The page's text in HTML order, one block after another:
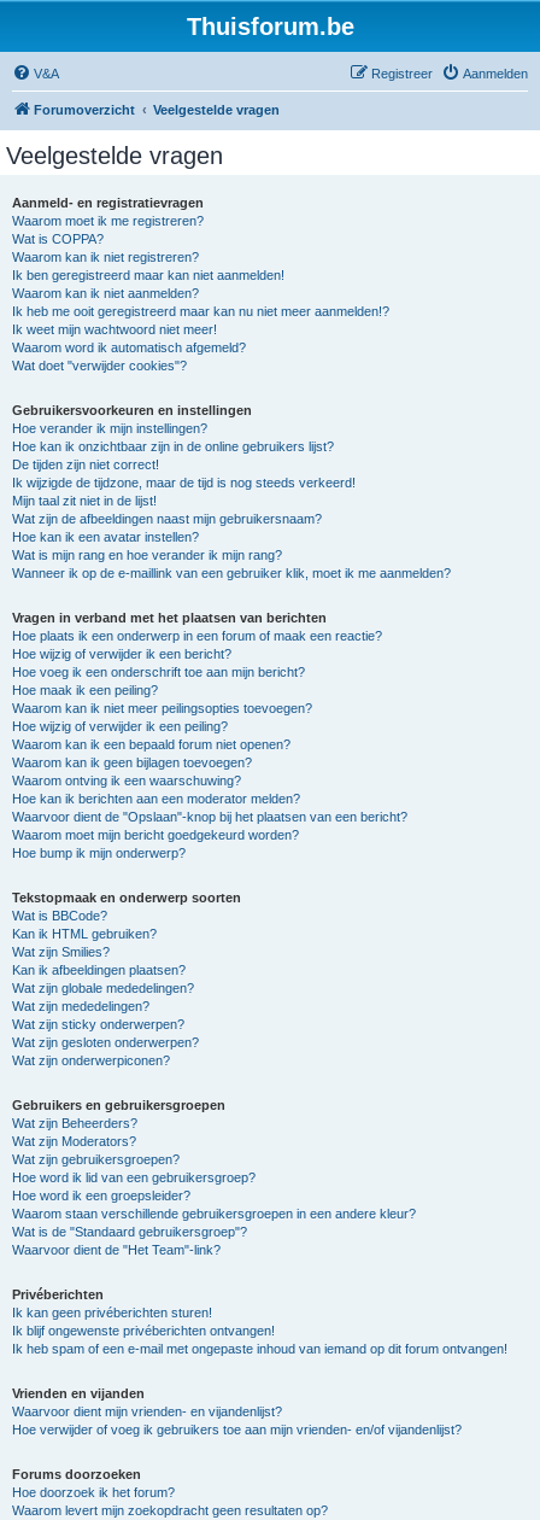
Thuisforum.be
V&A Aanmelden
Registreer
Forumoverzicht Veelgestelde vragen
Veelgestelde vragen
Aanmeld- en registratievragen
Waarom moet ik me registreren?
Wat is COPPA?
Waarom kan ik niet registreren?
Ik ben geregistreerd maar kan niet aanmelden!
Waarom kan ik niet aanmelden?
Ik heb me ooit geregistreerd maar kan nu niet meer aanmelden!?
Ik weet mijn wachtwoord niet meer!
Waarom word ik automatisch afgemeld?
Wat doet "verwijder cookies"?
Gebruikersvoorkeuren en instellingen
Hoe verander ik mijn instellingen?
Hoe kan ik onzichtbaar zijn in de online gebruikers lijst?
De tijden zijn niet correct!
Ik wijzigde de tijdzone, maar de tijd is nog steeds verkeerd!
Mijn taal zit niet in de lijst!
Wat zijn de afbeeldingen naast mijn gebruikersnaam?
Hoe kan ik een avatar instellen?
Wat is mijn rang en hoe verander ik mijn rang?
Wanneer ik op de e-maillink van een gebruiker klik, moet ik me aanmelden?
Vragen in verband met het plaatsen van berichten
Hoe plaats ik een onderwerp in een forum of maak een reactie?
Hoe wijzig of verwijder ik een bericht?
Hoe voeg ik een onderschrift toe aan mijn bericht?
Hoe maak ik een peiling?
Waarom kan ik niet meer peilingsopties toevoegen?
Hoe wijzig of verwijder ik een peiling?
Waarom kan ik een bepaald forum niet openen?
Waarom kan ik geen bijlagen toevoegen?
Waarom ontving ik een waarschuwing?
Hoe kan ik berichten aan een moderator melden?
Waarvoor dient de "Opslaan"-knop bij het plaatsen van een bericht?
Waarom moet mijn bericht goedgekeurd worden?
Hoe bump ik mijn onderwerp?
Tekstopmaak en onderwerp soorten
Wat is BBCode?
Kan ik HTML gebruiken?
Wat zijn Smilies?
Kan ik afbeeldingen plaatsen?
Wat zijn globale mededelingen?
Wat zijn mededelingen?
Wat zijn sticky onderwerpen?
Wat zijn gesloten onderwerpen?
Wat zijn onderwerpiconen?
Gebruikers en gebruikersgroepen
Wat zijn Beheerders?
Wat zijn Moderators?
Wat zijn gebruikersgroepen?
Hoe word ik lid van een gebruikersgroep?
Hoe word ik een groepsleider?
Waarom staan verschillende gebruikersgroepen in een andere kleur?
Wat is de "Standaard gebruikersgroep"?
Waarvoor dient de "Het Team"-link?
Privéberichten
Ik kan geen privéberichten sturen!
Ik blijf ongewenste privéberichten ontvangen!
Ik heb spam of een e-mail met ongepaste inhoud van iemand op dit forum ontvangen!
Vrienden en vijanden
Waarvoor dient mijn vrienden- en vijandenlijst?
Hoe verwijder of voeg ik gebruikers toe aan mijn vrienden- en/of vijandenlijst?
Forums doorzoeken
Hoe doorzoek ik het forum?
Waarom levert mijn zoekopdracht geen resultaten op?